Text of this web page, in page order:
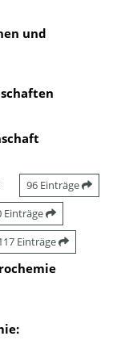
und
96 Einträge
Einträge
Einträge